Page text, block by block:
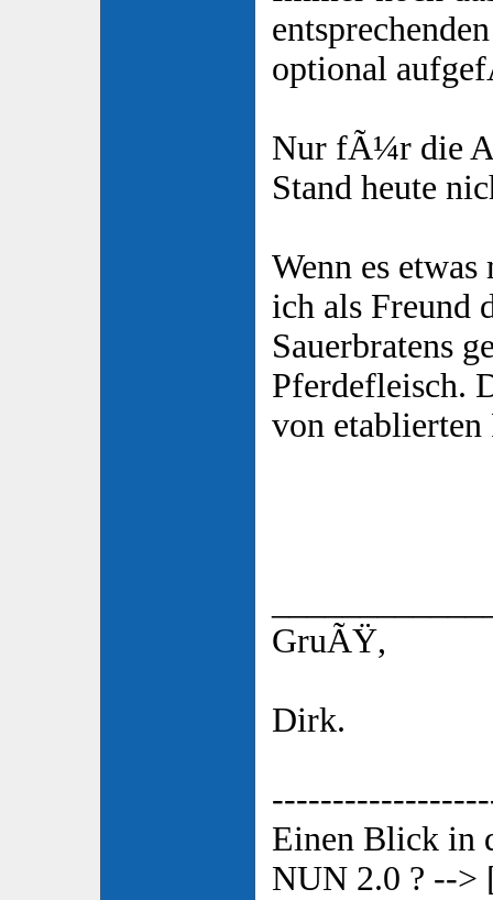
optional
Nur fÃ¼r die
Stand heute
Wenn es
ich als Freund
Sauerbratens
Pferdefleisch.
von etablierten
GruÃŸ,
Dirk.
Einen Blick in
NUN 2.0 ? -->